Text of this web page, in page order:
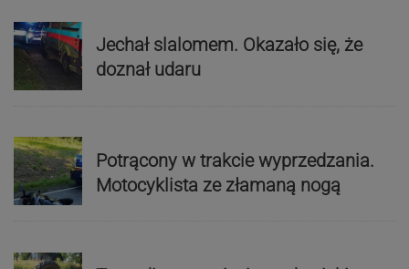
Jechał slalomem. Okazało się, że
doznał udaru
Potrącony w trakcie wyprzedzania.
Motocyklista ze złamaną nogą